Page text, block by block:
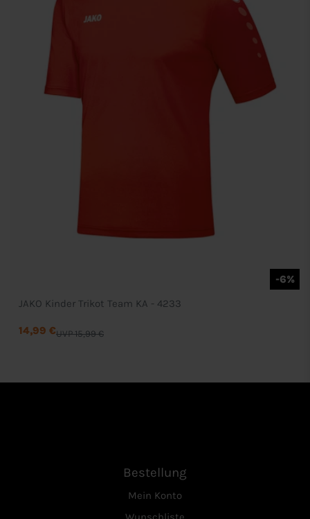
-6%
JAKO Kinder Trikot Team KA - 4233
UVP 15,99 €
14,99 €
Bestellung
Mein Konto